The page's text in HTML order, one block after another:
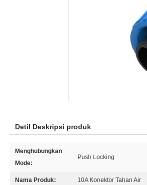
Detil Deskripsi produk
Menghubungkan
Mode:
Push Locking
Nama Produk: 10A Konektor Tahan Air